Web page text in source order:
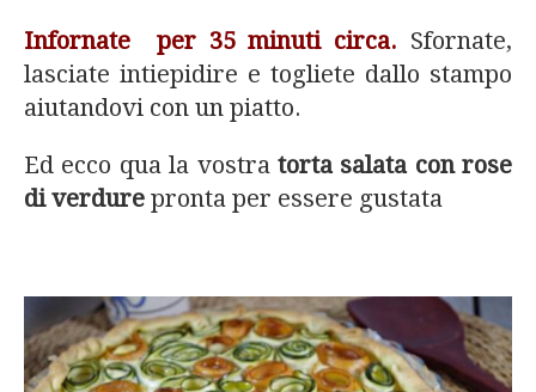
Infornate per 35 minuti circa. Sfornate,
lasciate intiepidire e togliete dallo stampo
aiutandovi con un piatto.
Ed ecco qua la vostra torta salata con rose
di verdure pronta per essere gustata